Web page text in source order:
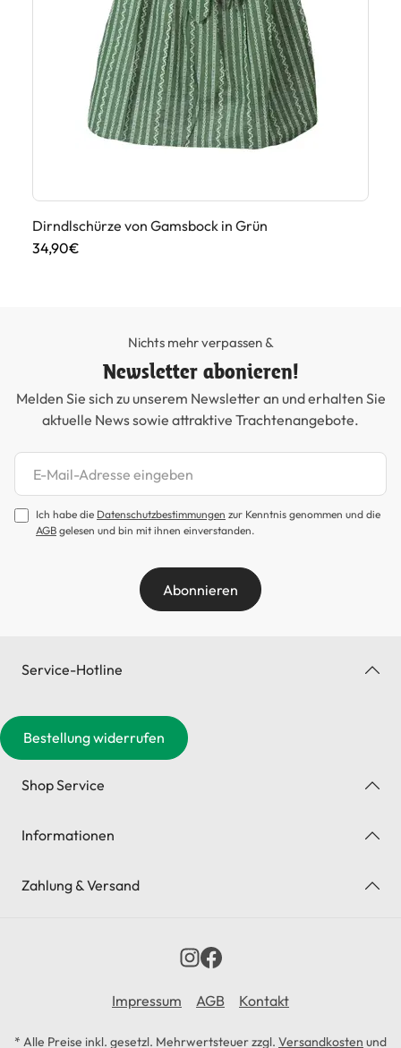
Dirndlschürze von Gamsbock in Grün
34,90€
Nichts mehr verpassen &
Newsletter abonieren!
Melden Sie sich zu unserem Newsletter an und erhalten Sie
aktuelle News sowie attraktive Trachtenangebote.
Newsletter abonnieren
Ich habe die Datenschutzbestimmungen zur Kenntnis genommen und die
AGB gelesen und bin mit ihnen einverstanden.
Abonnieren
Service-Hotline
Bestellung widerrufen
Shop Service
Informationen
Zahlung & Versand
Impressum AGB Kontakt
* Alle Preise inkl. gesetzl. Mehrwertsteuer zzgl. Versandkosten und